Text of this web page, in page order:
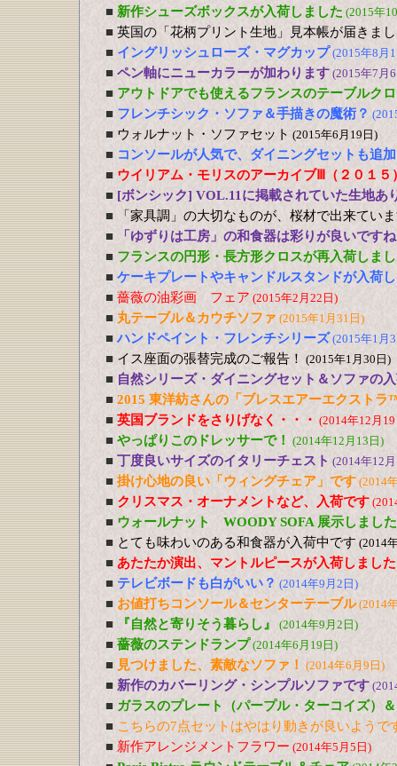
■ 新作シューズボックスが入荷しました (2015年
■ 英国の「花柄プリント生地」見本帳が届きま
■ イングリッシュローズ・マグカップ (2015年8月
■ ペン軸にニューカラーが加わります (2015年7月
■ アウトドアでも使えるフランスのテーブルク
■ フレンチシック・ソファ＆手描きの魔術？
■ ウォルナット・ソファセット (2015年6月19日)
■ コンソールが人気で、ダイニングセットも追
■ ウイリアム・モリスのアーカイブⅢ（２０１５
■ [ボンシック] VOL.11に掲載されていた生地あ
■
「家具調」の大切なものが、桜材で出来てい
■
「ゆずりは工房」の和食器は彩りが良いです
■ フランスの円形・長方形クロスが再入荷しま
■ ケーキプレートやキャンドルスタンドが入荷
■ 薔薇の油彩画 フェア (2015年2月22日)
■ 丸テーブル＆カウチソファ (2015年1月31日)
■ ハンドペイント・フレンチシリーズ (2015年1月
■ イス座面の張替完成のご報告！ (2015年1月30日)
■ 自然シリーズ・ダイニングセット＆ソファの
■ 2015 東洋紡さんの「ブレスエアーエクスト
■ 英国ブランドをさりげなく・・・ (2014年12月
■ やっぱりこのドレッサーで！ (2014年12月13日)
■ 丁度良いサイズのイタリーチェスト (2014年12
■ 掛け心地の良い「ウィングチェア」です (2014
■ クリスマス・オーナメントなど、入荷です
■ ウォールナット WOODY SOFA 展示しました
■ とても味わいのある和食器が入荷中です (2014
■ あたたか演出、マントルピースが入荷しまし
■ テレビボードも白がいい？ (2014年9月2日)
■ お値打ちコンソール＆センターテーブル(2014
■ 『自然と寄りそう暮らし』 (2014年9月2日)
■ 薔薇のステンドランプ (2014年6月19日)
■ 見つけました、素敵なソファ！ (2014年6月9日)
■ 新作のカバーリング・シンプルソファです
■ ガラスのプレート（パープル・ターコイズ）
■ こちらの7点セットはやはり動きが良いようで
■ 新作アレンジメントフラワー (2014年5月5日)